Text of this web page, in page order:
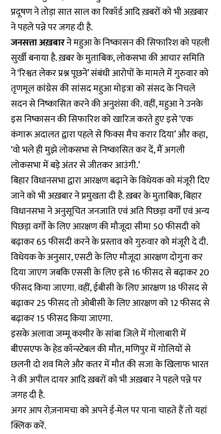
प्रदूषण ने तोड़ा सात साल का रिकॉर्ड आदि ख़बरों को भी अख़बार
ने पहले पन्ने पर जगह दी है.
जनसत्ता अख़बारने महुआ के निष्कासन की सिफारिश को पहली
सुर्खी बनाया है. ख़बर के मुताबिक, लोकसभा की आचार समिति
ने ‘रिश्वत लेकर प्रश्न पूछने’ संबंधी आरोपों के मामले में गुरुवार को
तृणमूल कांग्रेस की सांसद महुआ मोइत्रा को संसद के निचले
सदन से निष्कासित करने की अनुशंसा की. वहीं, महुआ ने उनके
इस निष्कासन की सिफारिश को खारिज करते हुए इसे ‘एक
कंगारू अदालत द्वारा पहले से फिक्स मैच करार दिया’ और कहा,
‘वो भले ही मुझे लोकसभा से निष्कासित कर दें, मैं अगली
लोकसभा में बड़े अंतर से जीतकर आउंगी.’
बिहार विधानसभा द्वारा आरक्षण बढ़ाने के विधेयक को मंजूरी दिए
जाने को भी अख़बार ने प्रमुखता दी है. ख़बर के मुताबिक, बिहार
विधानसभा ने अनुसूचित जनजाति एवं अति पिछड़ा वर्गों एवं अन्य
पिछड़ा वर्गों के लिए आरक्षण की मौजूदा सीमा 50 फीसदी को
बढ़ाकर 65 फीसदी करने के प्रस्ताव को गुरुवार को मंजूरी दे दी.
विधेयक के अनुसार, एसटी के लिए मौजूदा आरक्षण दोगुना कर
दिया जाएग जबकि एससी के लिए इसे 16 फीसद से बढ़ाकर 20
फीसद किया जाएगा. वहीं, ईबीसी के लिए आरक्षण 18 फीसद से
बढ़ाकर 25 फीसद तो ओबीसी के लिए आरक्षण को 12 फीसद से
बढ़ाकर 15 फीसद किया जाएगा.
इसके अलावा जम्मू कश्मीर के सांबा जिले में गोलाबारी में
बीएसएफ के हेड कॉन्स्टेबल की मौत, मणिपुर में गोलियों से
छलनी दो शव मिले और कतर में मौत की सजा के खिलाफ भारत
ने की अपील दायर आदि ख़बरों को भी अख़बार ने पहले पन्ने पर
जगह दी है.
अगर आप रोज़नामचा को अपने ई-मेल पर पाना चाहते हैं तोयहां
क्लिक करें.